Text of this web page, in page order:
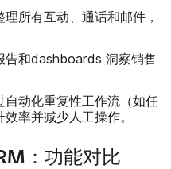
理所有互动、通话和邮件，
告和dashboards 洞察销售
自动化重复性工作流（如任
率并减少人工操作。
：功能对比